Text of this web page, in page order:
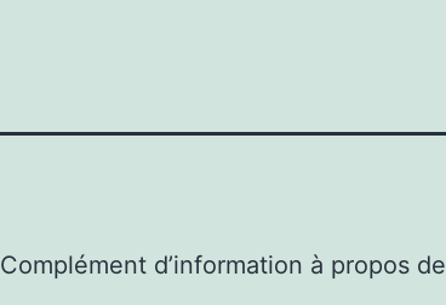
Complément d’information à propos de